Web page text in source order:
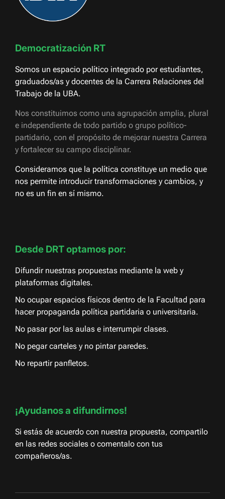
Democratización RT
Somos un espacio político integrado por estudiantes,
graduados/as y docentes de la Carrera Relaciones del
Trabajo de la UBA.
Nos constituimos como una agrupación amplia, plural
e independiente de todo partido o grupo político-
partidario, con el propósito de mejorar nuestra Carrera
y fortalecer su campo disciplinar.
Consideramos que la política constituye un medio que
nos permite introducir transformaciones y cambios, y
no es un fin en sí mismo.
Desde DRT optamos por:
Difundir nuestras propuestas mediante la web y
plataformas digitales.
No ocupar espacios físicos dentro de la Facultad para
hacer propaganda política partidaria o universitaria.
No pasar por las aulas e interrumpir clases.
No pegar carteles y no pintar paredes.
No repartir panfletos.
¡Ayudanos a difundirnos!
Si estás de acuerdo con nuestra propuesta, compartilo
en las redes sociales o comentalo con tus
compañeros/as.